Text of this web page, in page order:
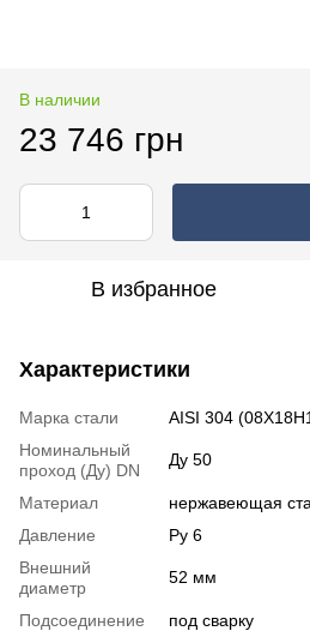
В наличии
23 746 грн
В избранное
Характеристики
Марка стали
AISI 304
Номинальный
проход (Ду) DN
Ду 50
Материал
нержавеющая
Давление
Ру 6
Внешний
диаметр
52 мм
Подсоединение
под сварку